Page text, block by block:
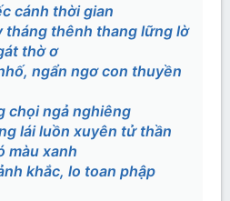
cánh thời gian
tháng thênh thang lững lờ
thờ ơ
ngẩn ngơ con thuyền
chọi ngả nghiêng
lái luồn xuyên tử thần
màu xanh
khắc, lo toan phập